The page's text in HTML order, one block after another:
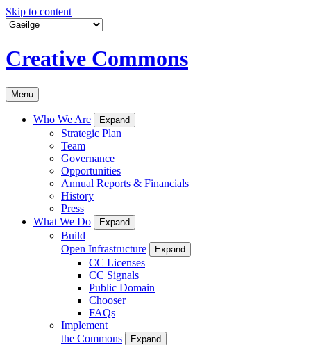
Skip to content
Creative Commons
Menu
Who We Are Expand
Strategic Plan
Team
Governance
Opportunities
Annual Reports & Financials
History
Press
What We Do
Expand
Build
Open Infrastructure
Expand
CC Licenses
CC Signals
Public Domain
Chooser
FAQs
Implement
the Commons
Expand